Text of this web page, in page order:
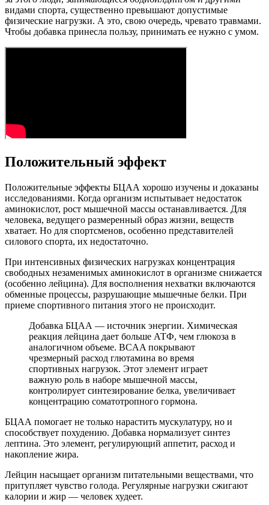
видами спорта, существенно превышают допустимые
физические нагрузки. А это, свою очередь, чревато травмами.
Чтобы добавка принесла пользу, принимать ее нужно с умом.
Положительный эффект
Положительные эффекты БЦАА хорошо изучены и доказаны
исследованиями. Когда организм испытывает недостаток
аминокислот, рост мышечной массы останавливается. Для
человека, ведущего размеренный образ жизни, веществ
хватает. Но для спортсменов, особенно представителей
силового спорта, их недостаточно.
При интенсивных физических нагрузках концентрация
свободных незаменимых аминокислот в организме снижается
(особенно лейцина). Для восполнения нехватки включаются
обменные процессы, разрушающие мышечные белки. При
приеме спортивного питания этого не происходит.
Добавка БЦАА — источник энергии. Химическая
реакция лейцина дает больше АТФ, чем глюкоза в
аналогичном объеме. BCAA покрывают
чрезмерный расход глютамина во время
спортивных нагрузок. Этот элемент играет
важную роль в наборе мышечной массы,
контролирует синтезирование белка, увеличивает
концентрацию соматотропного гормона.
БЦАА помогает не только нарастить мускулатуру, но и
способствует похудению. Добавка нормализует синтез
лептина. Это элемент, регулирующий аппетит, расход и
накопление жира.
Лейцин насыщает организм питательными веществами, что
притупляет чувство голода. Регулярные нагрузки сжигают
калории и жир — человек худеет.